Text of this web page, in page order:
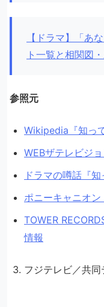
【ドラマ】「あ
ト一覧と相関図
参照元
Wikipedia『知っ
WEBザテレビジ
ドラマの噂話『
ポニーキャニオン
TOWER
情報
フジテレビ／共同